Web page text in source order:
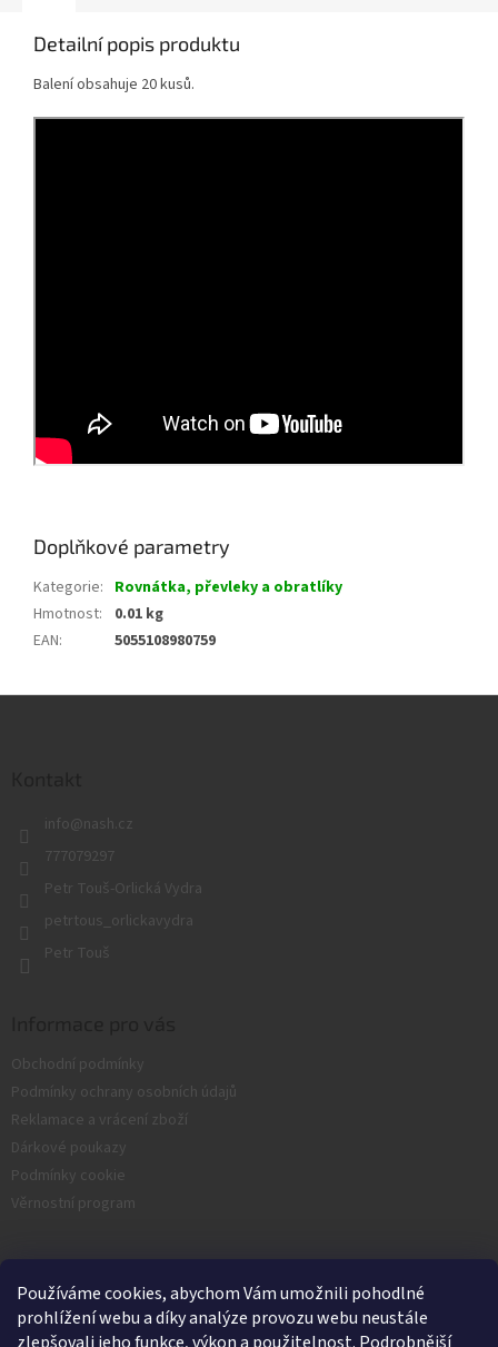
Používáme cookies, abychom Vám umožnili pohodlné
prohlížení webu a díky analýze provozu webu neustále
Detailní popis produktu
Balení obsahuje 20 kusů.
Doplňkové parametry
Kategorie: Rovnátka, převleky a obratlíky
Hmotnost:
0.01 kg
EAN: 5055108980759
info@nash.cz
777079297
Petr Touš-Orlická Vydra
petrtous_orlickavydra
Petr Touš
Obchodní podmínky
Podmínky ochrany osobních údajů
Reklamace a vrácení zboží
Dárkové poukazy
Podmínky cookie
Věrnostní program
Facebook